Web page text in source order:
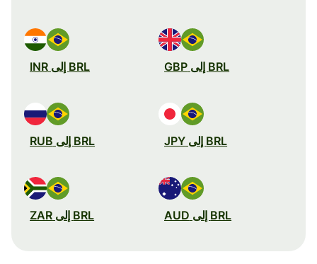
BRL إلى GBP BRL إلى INR
BRL إلى JPY BRL إلى RUB
BRL إلى AUD BRL إلى ZAR